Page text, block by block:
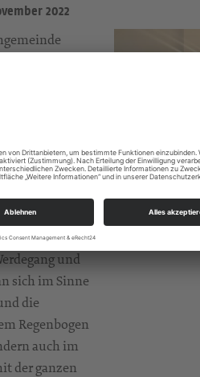
2022
endgültig
in dem
gebracht
Stiehler,
Landschaft
und
sich im Sinne
die
Regenbogen
auch im
der ganzen
Vorstellung